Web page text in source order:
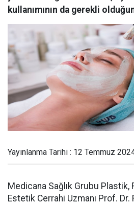
kullanımının da gerekli
Yayınlanma Tarihi : 12 Temmuz
Medicana Sağlık Grubu
Estetik Cerrahi Uzmanı Prof. Dr.